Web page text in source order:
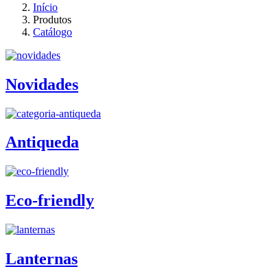
Início
Produtos
Catálogo
Novidades
Antiqueda
Eco-friendly
Lanternas